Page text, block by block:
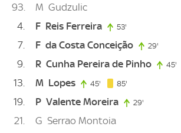
93 M Gudzulic
4
F Reis Ferreira 53'
7 F da Costa Conceição 29'
9 R Cunha Pereira de Pinho 45'
13 M Lopes 45' 45. minute
85'
19 P Valente Moreira 29'
21 G Serrao Montoia